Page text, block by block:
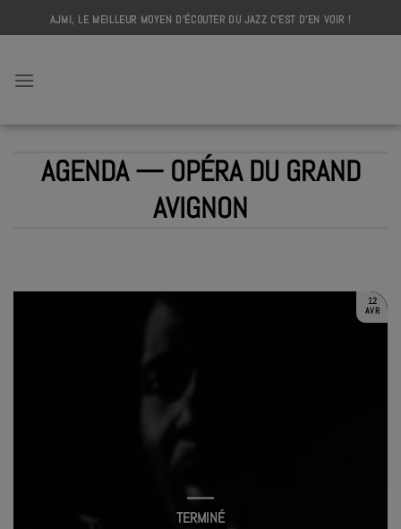
to
AJMI, LE MEILLEUR MOYEN D'ÉCOUTER DU JAZZ C'EST D'EN VOIR !
AGENDA — OPÉRA DU GRAND
AVIGNON
12
AVR
TERMINÉ